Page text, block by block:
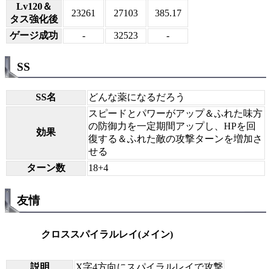
Lv120＆
タス強化後
23261 27103 385.17
ゲージ成功 - 32523 -
SS
SS名 どんな薬になるだろう
効果
スピードとパワーがアップ＆ふれた味方
の防御力を一定期間アップし、HPを回
復する＆ふれた敵の攻撃ターンを増加さ
せる
ターン数
18+4
友情
クロススパイラルレイ(メイン)
説明
X字4方向にスパイラルレイで攻撃